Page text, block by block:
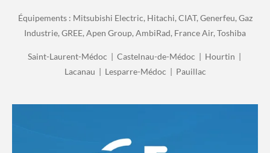
Équipements : Mitsubishi Electric, Hitachi, CIAT, Generfeu, Gaz
Industrie, GREE, Apen Group, AmbiRad, France Air, Toshiba
Saint-Laurent-Médoc | Castelnau-de-Médoc | Hourtin |
Lacanau | Lesparre-Médoc | Pauillac